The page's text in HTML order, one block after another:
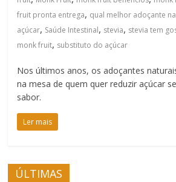
fruit pronta entrega, qual melhor adoçante
açúcar, Saúde Intestinal, stevia, stevia tem
monk fruit, substituto do açúcar
Nos últimos anos, os adoçantes
na mesa de quem quer reduzir açúcar
sabor.
Ler mais
ÚLTIMAS